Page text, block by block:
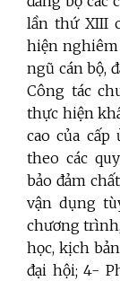
lần thứ XIII
hiện nghiêm
ngũ cán bộ,
Công tác
thực hiện
cao của cấp
theo các
bảo đảm
vận dụng
chương
học, kịch
đại hội; 4-